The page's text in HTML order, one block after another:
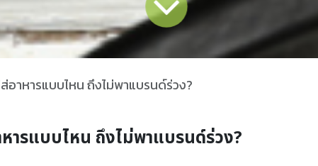
อาหารแบบไหน ถึงไม่พาแบรนด์ร่วง?
หารแบบไหน ถึงไม่พาแบรนด์ร่วง?